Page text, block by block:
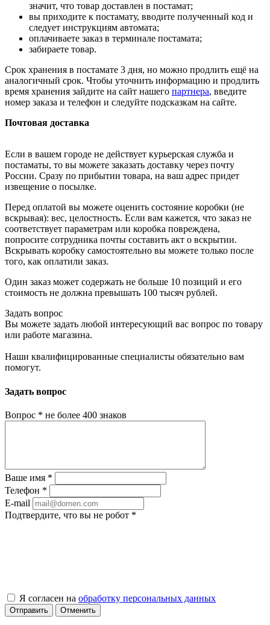
значит, что товар доставлен в постамат;
вы приходите к постамату, вводите полученный код и
следует инструкциям автомата;
оплачиваете заказ в терминале постамата;
забираете товар.
Срок хранения в постамате 3 дня, но можно продлить ещё на
аналогичный срок. Чтобы уточнить информацию и продлить
время хранения зайдите на сайт нашего партнера, введите
номер заказа и телефон и следуйте подсказкам на сайте.
Почтовая доставка
Если в вашем городе не действует курьерская служба и
постаматы, то вы можете заказать доставку через почту
России. Сразу по прибытии товара, на ваш адрес придет
извещение о посылке.
Перед оплатой вы можете оценить состояние коробки (не
вскрывая): вес, целостность. Если вам кажется, что заказ не
соответствует параметрам или коробка повреждена,
попросите сотрудника почты составить акт о вскрытии.
Вскрывать коробку самостоятельно вы можете только после
того, как оплатили заказ.
Один заказ может содержать не больше 10 позиций и его
стоимость не должна превышать 100 тысяч рублей.
Задать вопрос
Вы можете задать любой интересующий вас вопрос по товару
или работе магазина.
Наши квалифицированные специалисты обязательно вам
помогут.
Задать вопрос
Вопрос * не более 400 знаков
Ваше имя *
Телефон *
E-mail
Подтвердите, что вы не робот *
Я согласен на обработку персональных данных
Отправить Отменить